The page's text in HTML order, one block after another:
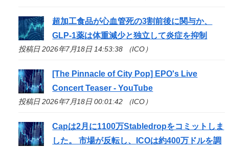
超加工食品が心血管死の3割前後に関与か、
GLP-1薬は体重減少と独立して炎症を抑制
投稿日 2026年7月18日 14:53:38 （ICO）
[The Pinnacle of City Pop] EPO's Live
Concert Teaser - YouTube
投稿日 2026年7月18日 00:01:42 （ICO）
Capは2月に1100万Stabledropをコミットしま
した。 市場が反転し、
ICOは約400万ドルを調